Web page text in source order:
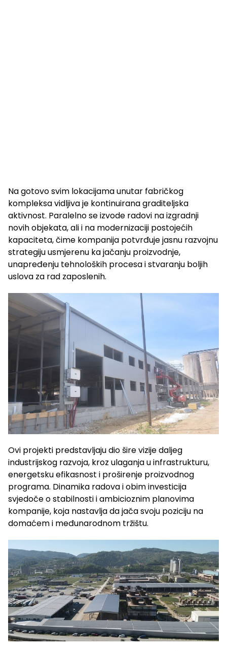
Na gotovo svim lokacijama unutar fabričkog
kompleksa vidljiva je kontinuirana graditeljska
aktivnost. Paralelno se izvode radovi na izgradnji
novih objekata, ali i na modernizaciji postojećih
kapaciteta, čime kompanija potvrđuje jasnu razvojnu
strategiju usmjerenu ka jačanju proizvodnje,
unapređenju tehnoloških procesa i stvaranju boljih
uslova za rad zaposlenih.
Ovi projekti predstavljaju dio šire vizije daljeg
industrijskog razvoja, kroz ulaganja u infrastrukturu,
energetsku efikasnost i proširenje proizvodnog
programa. Dinamika radova i obim investicija
svjedoče o stabilnosti i ambicioznim planovima
kompanije, koja nastavlja da jača svoju poziciju na
domaćem i međunarodnom tržištu.